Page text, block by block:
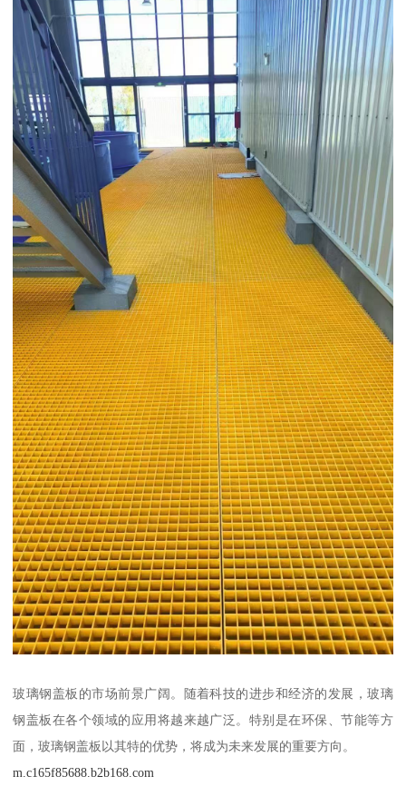
玻璃钢盖板的市场前景广阔。随着科技的进步和经济的发展，玻璃
钢盖板在各个领域的应用将越来越广泛。特别是在环保、节能等方
面，玻璃钢盖板以其特的优势，将成为未来发展的重要方向。
m.c165f85688.b2b168.com